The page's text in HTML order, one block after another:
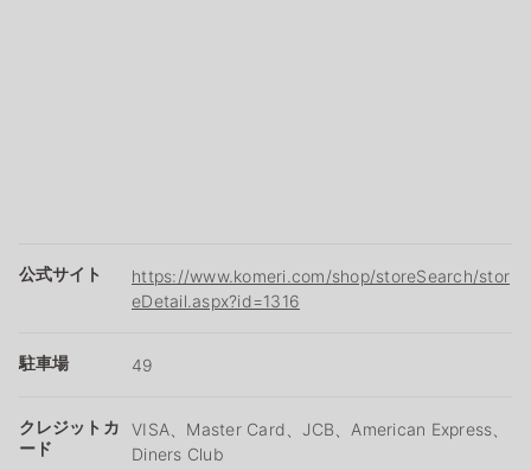
公式サイト
https://www.komeri.com/shop/storeSearch/stor
eDetail.aspx?id=1316
駐車場 49
クレジットカ
ード
VISA、Master Card、JCB、American Express、
Diners Club